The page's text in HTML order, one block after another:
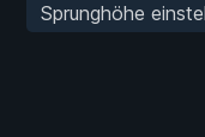
Sprunghöhe